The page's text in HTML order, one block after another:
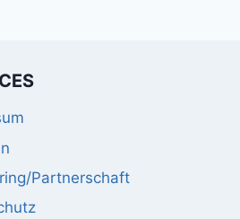
Partnerschaft